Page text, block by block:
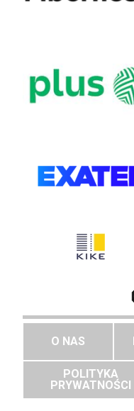
O NAS
POLITYKA
PRYWATNOŚCI